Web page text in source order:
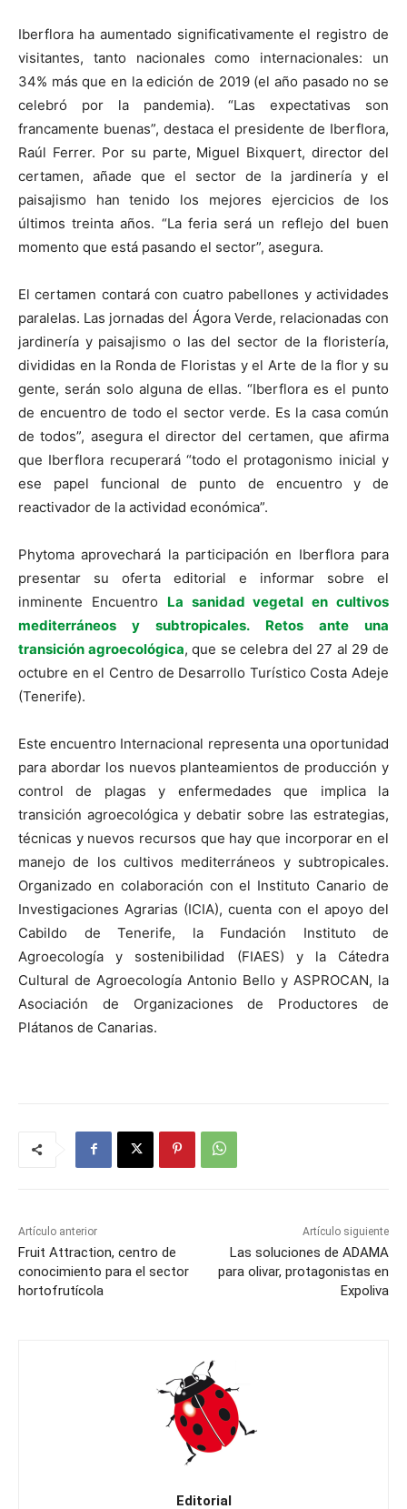
Iberflora ha aumentado significativamente el registro de
visitantes, tanto nacionales como internacionales: un
34% más que en la edición de 2019 (el año pasado no se
celebró por la pandemia). “Las expectativas son
francamente buenas”, destaca el presidente de Iberflora,
Raúl Ferrer. Por su parte, Miguel Bixquert, director del
certamen, añade que el sector de la jardinería y el
paisajismo han tenido los mejores ejercicios de los
últimos treinta años. “La feria será un reflejo del buen
momento que está pasando el sector”, asegura.
El certamen contará con cuatro pabellones y actividades
paralelas. Las jornadas del Ágora Verde, relacionadas con
jardinería y paisajismo o las del sector de la floristería,
divididas en la Ronda de Floristas y el Arte de la flor y su
gente, serán solo alguna de ellas. “Iberflora es el punto
de encuentro de todo el sector verde. Es la casa común
de todos”, asegura el director del certamen, que afirma
que Iberflora recuperará “todo el protagonismo inicial y
ese papel funcional de punto de encuentro y de
reactivador de la actividad económica”.
Phytoma aprovechará la participación en Iberflora para
presentar su oferta editorial e informar sobre el
inminente Encuentro La sanidad vegetal en cultivos
mediterráneos y subtropicales. Retos ante una
transición agroecológica, que se celebra del 27 al 29 de
octubre en el Centro de Desarrollo Turístico Costa Adeje
(Tenerife).
Este encuentro Internacional representa una oportunidad
para abordar los nuevos planteamientos de producción y
control de plagas y enfermedades que implica la
transición agroecológica y debatir sobre las estrategias,
técnicas y nuevos recursos que hay que incorporar en el
manejo de los cultivos mediterráneos y subtropicales.
Organizado en colaboración con el Instituto Canario de
Investigaciones Agrarias (ICIA), cuenta con el apoyo del
Cabildo de Tenerife, la Fundación Instituto de
Agroecología y sostenibilidad (FIAES) y la Cátedra
Cultural de Agroecología Antonio Bello y ASPROCAN, la
Asociación de Organizaciones de Productores de
Plátanos de Canarias.
Artículo anterior
Fruit Attraction, centro de
conocimiento para el sector
hortofrutícola
Artículo siguiente
Las soluciones de ADAMA
para olivar, protagonistas en
Expoliva
Editorial